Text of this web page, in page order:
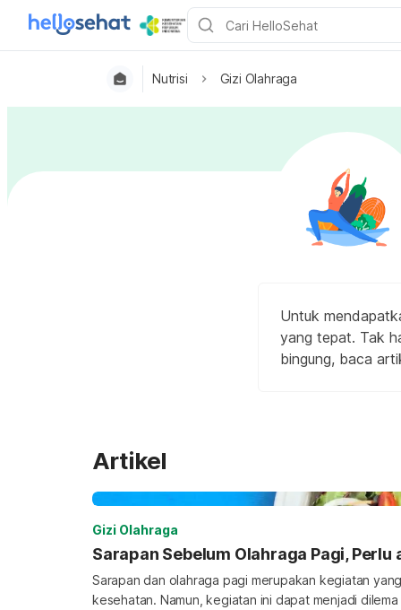
Nutrisi Gizi Olahraga
Untuk
yang tepat. Tak
bingung, baca
Artikel
Gizi Olahraga
Sarapan Sebelum Olahraga Pagi, Perlu
Sarapan dan olahraga pagi merupakan kegiatan
kesehatan. Namun, kegiatan ini dapat menjadi